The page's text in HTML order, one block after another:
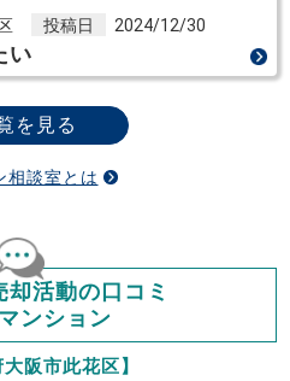
投稿日 2024/12/30
い
を見る
相談室とは
活動の口コミ
ンション
大阪市此花区】